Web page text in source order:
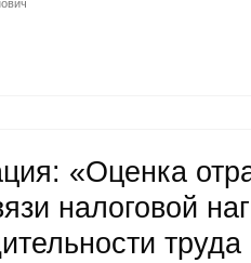
«Оценка
налоговой